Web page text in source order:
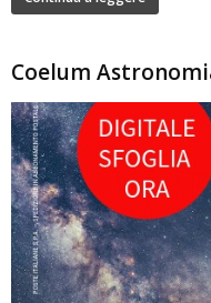
Coelum